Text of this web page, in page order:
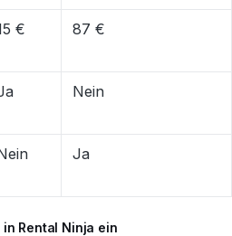
€ 87 €
Nein
Ja
Rental Ninja ein